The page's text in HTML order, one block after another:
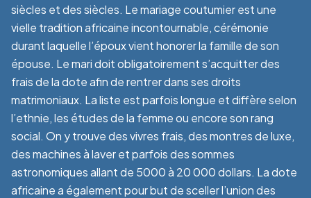
siècles et des siècles. Le mariage coutumier est une
vielle tradition africaine incontournable, cérémonie
durant laquelle l’époux vient honorer la famille de son
épouse. Le mari doit obligatoirement s’acquitter des
frais de la dote afin de rentrer dans ses droits
matrimoniaux. La liste est parfois longue et diffère selon
l’ethnie, les études de la femme ou encore son rang
social. On y trouve des vivres frais, des montres de luxe,
des machines à laver et parfois des sommes
astronomiques allant de 5000 à 20 000 dollars. La dote
africaine a également pour but de sceller l’union des